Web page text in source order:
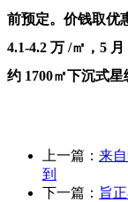
前预定。价钱取优
4.1-4.2 万 /㎡，5
约 1700㎡下沉式星
上一篇： 来
到
下一篇： 旨